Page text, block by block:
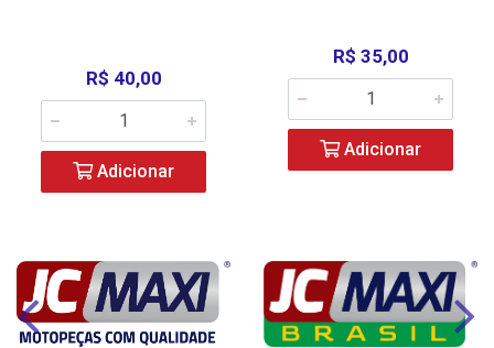
R$ 40,00
Adicionar
R$ 35,00
Adicionar